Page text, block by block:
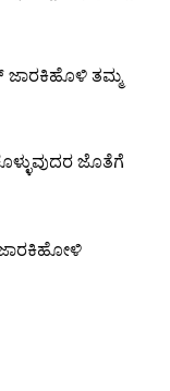
ಜಾರಕಿಹೊಳಿ ತಮ್ಮ
ಜೊತೆಗೆ
ಜಾರಕಿಹೋಳಿ